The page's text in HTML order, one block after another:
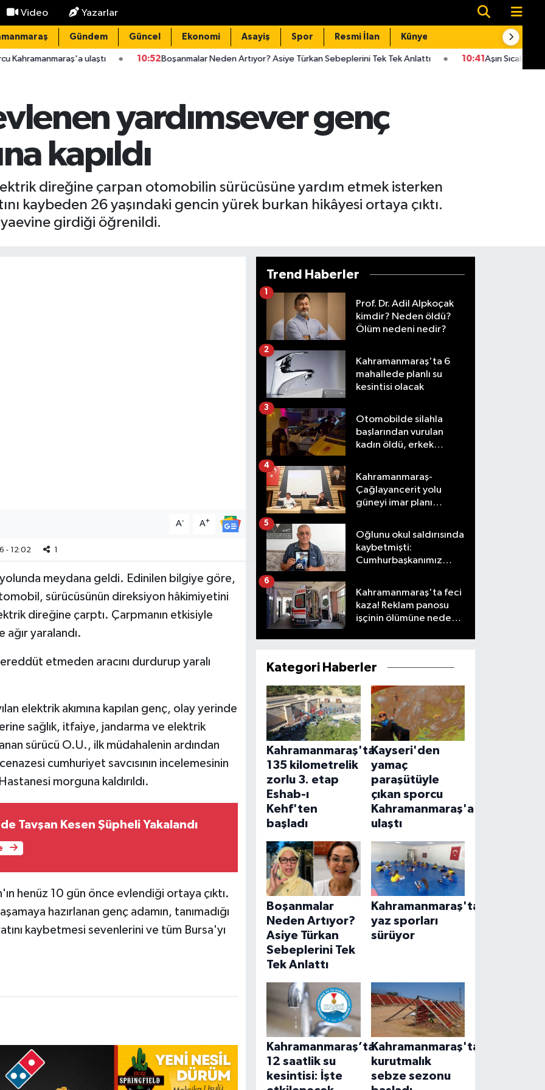
Video Yazarlar
Gündem Güncel Ekonomi Asayiş Spor Resmi İlan Künye
ulaştı 10:52Boşanmalar Neden Artıyor? Asiye Türkan Sebeplerini Tek Tek Anlattı 10:41Aşırı Sıcaklar Nedeniyle
yardımsever genç
kapıldı
direğine çarpan otomobilin sürücüsüne yardım etmek isterken
kaybeden 26 yaşındaki gencin yürek burkan hikâyesi ortaya çıktı.
girdiği öğrenildi.
A- A+
- 12:02 1
meydana geldi. Edinilen bilgiye göre,
sürücüsünün direksiyon hâkimiyetini
direğine çarptı. Çarpmanın etkisiyle
yaralandı.
etmeden aracını durdurup yaralı
elektrik akımına kapılan genç, olay yerinde
sağlık, itfaiye, jandarma ve elektrik
sürücü O.U., ilk müdahalenin ardından
cumhuriyet savcısının incelemesinin
morguna kaldırıldı.
Tavşan Kesen Şüpheli Yakalandı
henüz 10 gün önce evlendiği ortaya çıktı.
hazırlanan genç adamın, tanımadığı
kaybetmesi sevenlerini ve tüm Bursa'yı
Trend Haberler
Prof. Dr. Adil Alpkoçak
kimdir? Neden öldü?
Ölüm nedeni nedir?
1
Kahramanmaraş'ta 6
mahallede planlı su
kesintisi olacak
2
Otomobilde silahla
başlarından vurulan
kadın öldü, erkek
3
Kahramanmaraş-
Çağlayancerit yolu
güneyi imar planı
4
Oğlunu okul saldırısında
kaybetmişti:
Cumhurbaşkanımız
5
Kahramanmaraş'ta feci
kaza! Reklam panosu
işçinin ölümüne neden
6
Kategori Haberler
Kahramanmaraş'ta
135 kilometrelik
zorlu 3. etap
Eshab-ı
Kehf'ten
başladı
Kayseri'den
yamaç
paraşütüyle
çıkan sporcu
Kahramanmaraş'a
ulaştı
Boşanmalar
Neden Artıyor?
Asiye Türkan
Sebeplerini Tek
Tek Anlattı
Kahramanmaraş'ta
yaz sporları
sürüyor
Kahramanmaraş’ta
12 saatlik su
kesintisi: İşte
Kahramanmaraş'ta
kurutmalık
sebze sezonu